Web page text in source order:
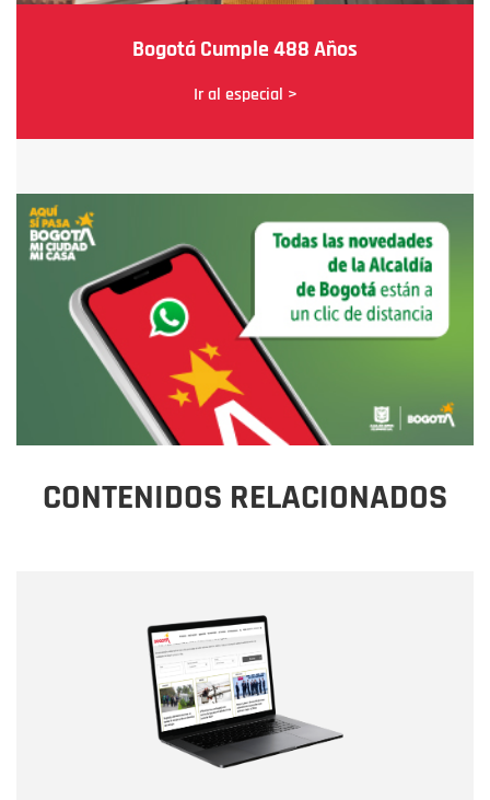
Bogotá Cumple 488 Años
Ir al especial >
CONTENIDOS RELACIONADOS
Correo electrónico
Tipo de comentario